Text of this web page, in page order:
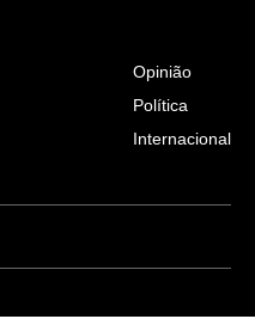
Opinião
Política
Internacional